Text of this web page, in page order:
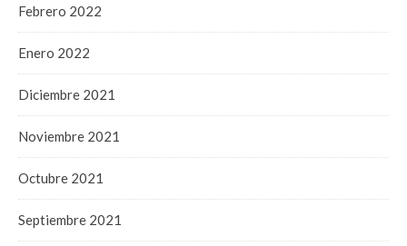
Febrero 2022
Enero 2022
Diciembre 2021
Noviembre 2021
Octubre 2021
Septiembre 2021